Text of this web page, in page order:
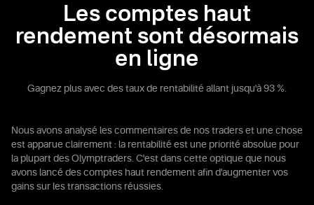
Les comptes haut
rendement sont désormais
en ligne
Gagnez plus avec des taux de rentabilité allant jusqu'à 93 %.
Nous avons analysé les commentaires de nos traders et une chose
est apparue clairement : la rentabilité est une priorité absolue pour
la plupart des Olymptraders. C'est dans cette optique que nous
avons lancé des comptes haut rendement afin d'augmenter vos
gains sur les transactions réussies.